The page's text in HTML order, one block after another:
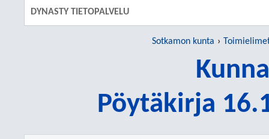
DYNASTY TIETOPALVELU
Sotkamon kunta
Pöytäkirja